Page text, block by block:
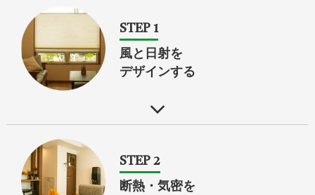
STEP 1
風と日射を
デザインする
STEP 2
断熱・気密を